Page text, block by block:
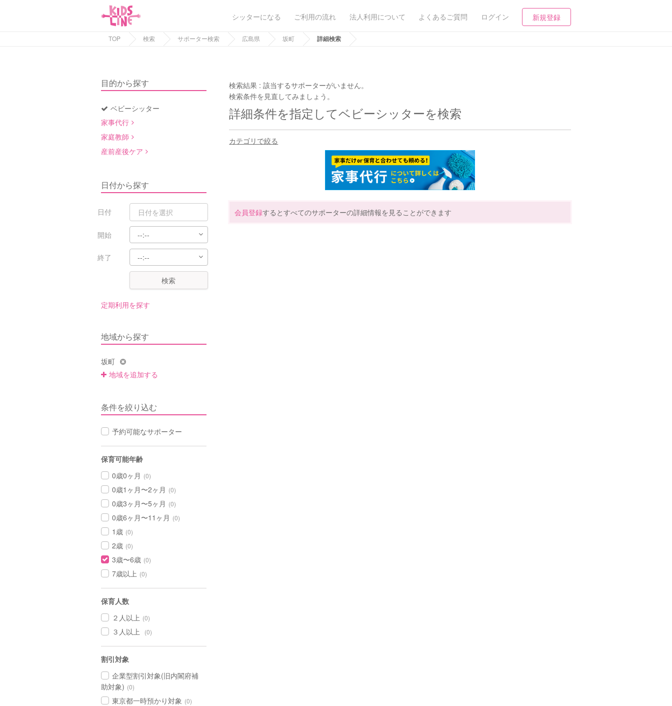
シッターになる ご利用の流れ 法人利用について よくあるご質問 ログイン 新規登録
TOP 検索 サポーター検索 広島県 坂町 詳細検索
目的から探す
ベビーシッター
家事代行
家庭教師
産前産後ケア
日付から探す
日付
開始
終了
検索
定期利用を探す
地域から探す
坂町
地域を追加する
条件を絞り込む
予約可能なサポーター
保育可能年齢
0歳0ヶ月 (0)
0歳1ヶ月〜2ヶ月 (0)
0歳3ヶ月〜5ヶ月 (0)
0歳6ヶ月〜11ヶ月 (0)
1歳 (0)
2歳 (0)
3歳〜6歳 (0)
7歳以上 (0)
保育人数
２人以上 (0)
３人以上 (0)
割引対象
企業型割引対象(旧内閣府補
助対象) (0)
東京都一時預かり対象 (0)
検索結果 :該当するサポーターがいません。
検索条件を見直してみましょう。
詳細条件を指定してベビーシッターを検索
カテゴリで絞る
会員登録するとすべてのサポーターの詳細情報を見ることができます